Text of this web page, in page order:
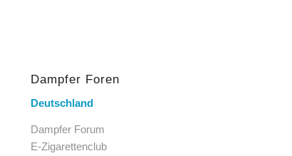
Dampfer Foren
Deutschland
Dampfer Forum
E-Zigarettenclub